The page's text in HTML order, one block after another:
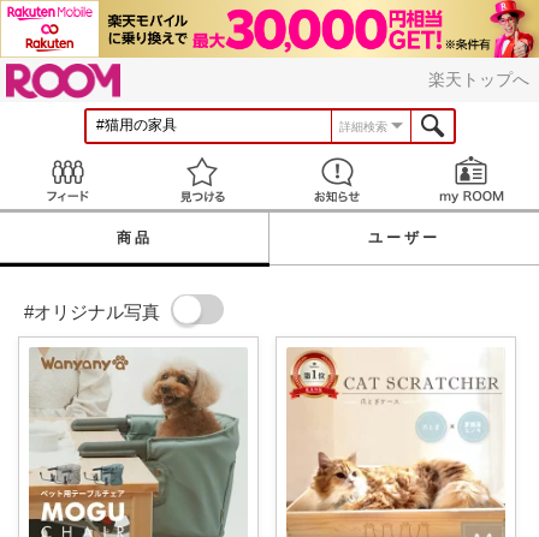
楽天トップへ
詳細検索
見つける お知らせ
商品 ユーザー
#オリジナル写真